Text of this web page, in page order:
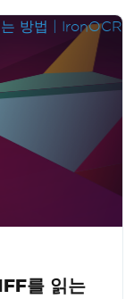
를 읽는